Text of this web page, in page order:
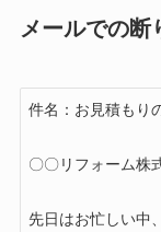
メールでの断
件名：お見積もり
〇〇リフォーム株
先日はお忙しい中